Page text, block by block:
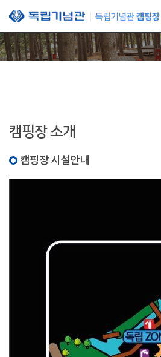
본문 바로가기
캠핑장 소개
캠핑장 시설안내